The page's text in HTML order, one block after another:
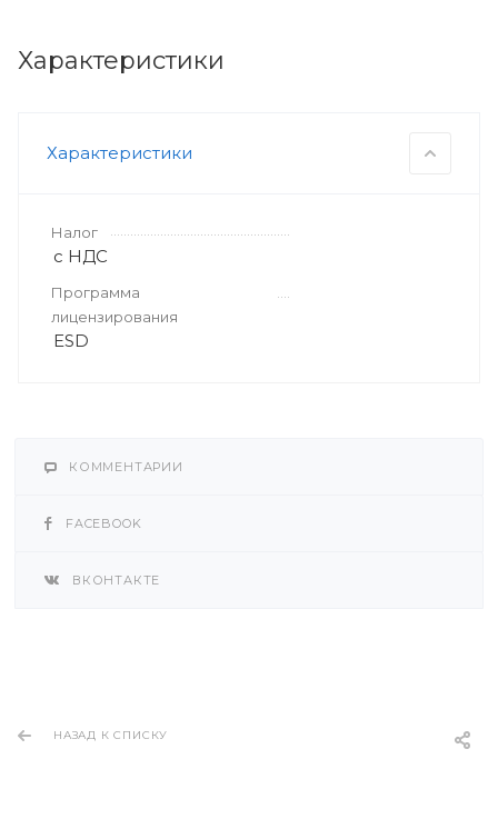
Характеристики
Характеристики
Налог
с НДС
Программа
лицензирования
ESD
КОММЕНТАРИИ
FACEBOOK
ВКОНТАКТЕ
НАЗАД К СПИСКУ